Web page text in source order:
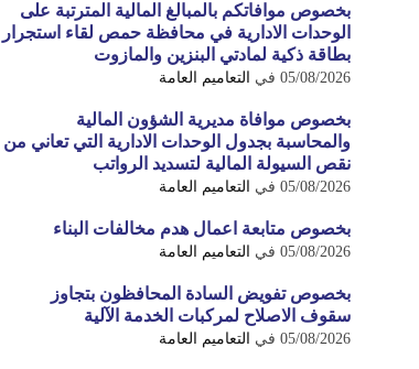
بخصوص موافاتكم بالمبالغ المالية المترتبة على
الوحدات الادارية في محافظة حمص لقاء استجرار
بطاقة ذكية لمادتي البنزين والمازوت
05/08/2026 في التعاميم العامة
بخصوص موافاة مديرية الشؤون المالية
والمحاسبة بجدول الوحدات الادارية التي تعاني من
نقص السيولة المالية لتسديد الرواتب
05/08/2026 في التعاميم العامة
بخصوص متابعة اعمال هدم مخالفات البناء
05/08/2026 في التعاميم العامة
بخصوص تفويض السادة المحافظون بتجاوز
سقوف الاصلاح لمركبات الخدمة الآلية
05/08/2026 في التعاميم العامة